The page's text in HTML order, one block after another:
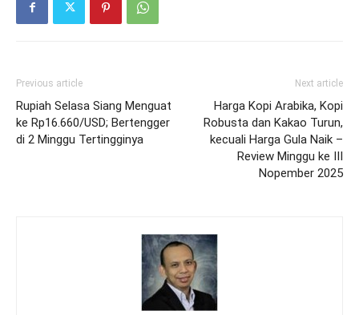
Previous article
Rupiah Selasa Siang Menguat
ke Rp16.660/USD; Bertengger
di 2 Minggu Tertingginya
Next article
Harga Kopi Arabika, Kopi
Robusta dan Kakao Turun,
kecuali Harga Gula Naik –
Review Minggu ke III
Nopember 2025